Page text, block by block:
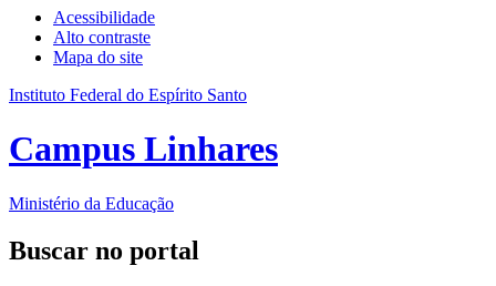
Acessibilidade
Alto contraste
Mapa do site
Instituto Federal do Espírito Santo
Campus Linhares
Ministério da Educação
Buscar no portal